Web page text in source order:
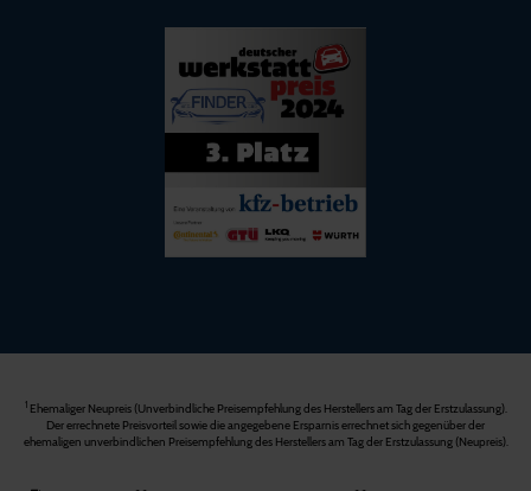
1Ehemaliger Neupreis (Unverbindliche Preisempfehlung des Herstellers am Tag der Erstzulassung).
Der errechnete Preisvorteil sowie die angegebene Ersparnis errechnet sich gegenüber der
ehemaligen unverbindlichen Preisempfehlung des Herstellers am Tag der Erstzulassung (Neupreis).